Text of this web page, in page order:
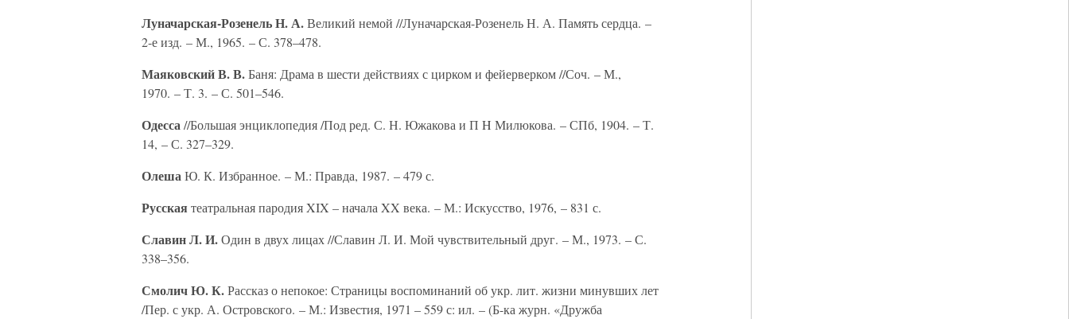
Луначарская-Розенель Н. А.Великий немой //Луначарская-Розенель Н. А. Память сердца. –
2-е изд. – М., 1965. – С. 378–478.
Маяковский В. В.Баня: Драма в шести действиях с цирком и фейерверком //Соч. – М.,
1970. – Т. 3. – С. 501–546.
Одесса//Большая энциклопедия /Под ред. С. Н. Южакова и П H Милюкова. – СПб, 1904. – Т.
14, – С. 327–329.
ОлешаЮ. К. Избранное. – М.: Правда, 1987. – 479 с.
Русская театральная пародия XIX – начала XX века. – М.: Искусство, 1976, – 831 с.
Славин Л. И.Один в двух лицах //Славин Л. И. Мой чувствительный друг. – М., 1973. – С.
338–356.
Смолич Ю. К.Рассказ о непокое: Страницы воспоминаний об укр. лит. жизни минувших лет
/Пер. с укр. А. Островского. – М.: Известия, 1971 – 559 с: ил. – (Б-ка журн. «Дружба